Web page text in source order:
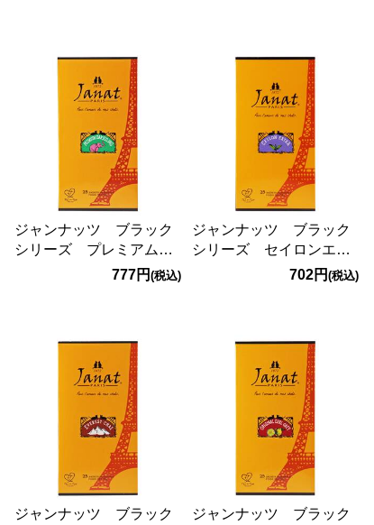
ジャンナッツ ブラック
シリーズ プレミアムダ
777円(税込)
ジャンナッツ ブラック
シリーズ セイロンエク
702円 (税込)
ジャンナッツ ブラック
ジャンナッツ ブラック